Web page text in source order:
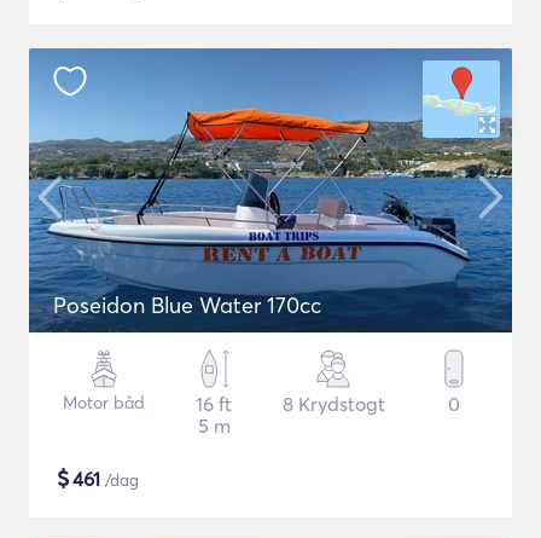
Poseidon Blue Water 170cc
Motor båd
16 ft
5 m
8 Krydstogt 0
$461 /dag